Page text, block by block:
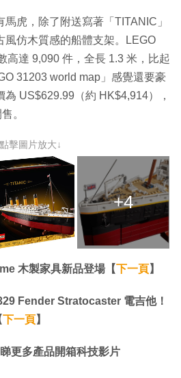
虎，除了附送寫著「TITANIC」
風仿木質感的船體支架。LEGO
高達 9,090 件，全長 1.3 米，比起
31203 world map」感覺還要豪
US$629.99（約 HK$4,914），
。
擊圖片放大↓
+4
木製家具新品登場【下一頁】
Fender Stratocaster 電吉他！
下一頁】
更多產品開箱科技影片